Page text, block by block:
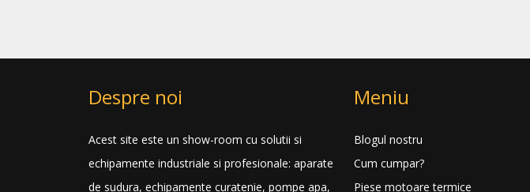
Despre noi
Acest site este un show-room cu solutii si
echipamente industriale si profesionale: aparate
de sudura, echipamente curatenie, pompe apa,
Meniu
Blogul nostru
Cum cumpar?
Piese motoare termice